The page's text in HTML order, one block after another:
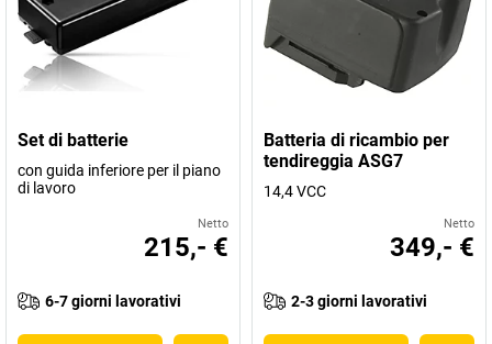
Set di batterie
con guida inferiore per il piano
di lavoro
Netto
215,- €
6-7 giorni lavorativi
Batteria di ricambio per
tendireggia ASG7
14,4 VCC
Netto
349,- €
2-3 giorni lavorativi